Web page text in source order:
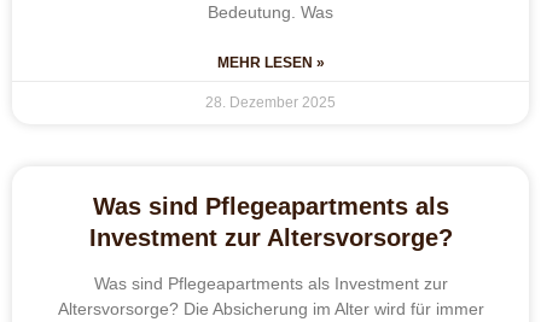
Bedeutung. Was
MEHR LESEN »
28. Dezember 2025
Was sind Pflegeapartments als
Investment zur Altersvorsorge?
Was sind Pflegeapartments als Investment zur
Altersvorsorge? Die Absicherung im Alter wird für immer